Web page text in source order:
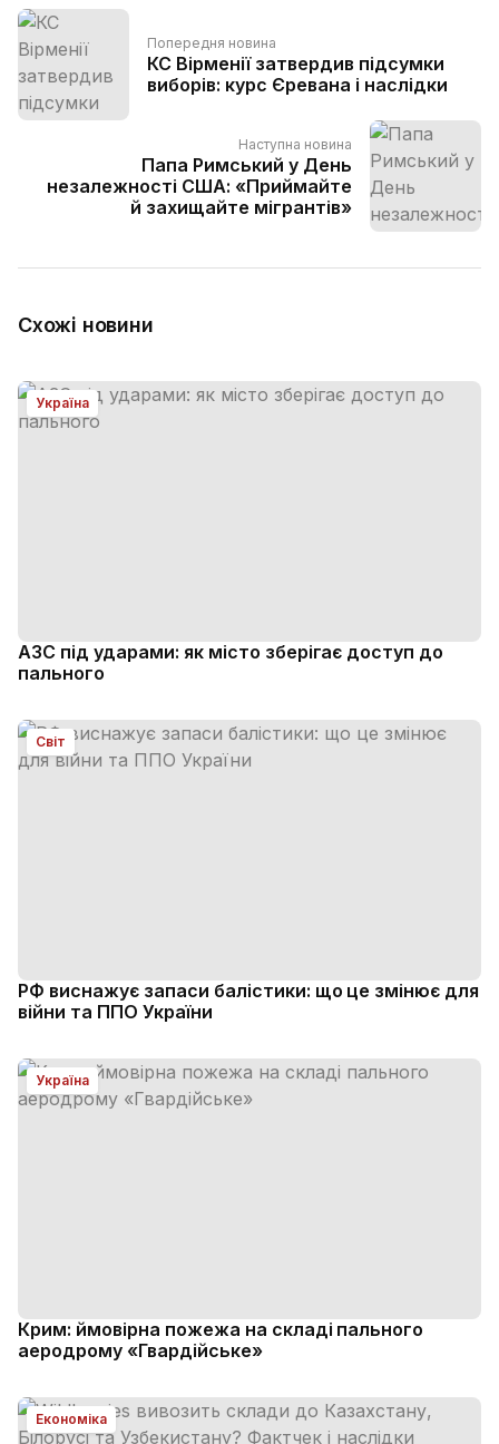
Попередня новина
КС Вірменії затвердив підсумки
виборів: курс Єревана і наслідки
Наступна новина
Папа Римський у День
незалежності США: «Приймайте
й захищайте мігрантів»
Схожі новини
Україна
АЗС під ударами: як місто зберігає доступ до
пального
Світ
РФ виснажує запаси балістики: що це змінює для
війни та ППО України
Україна
Крим: ймовірна пожежа на складі пального
аеродрому «Гвардійське»
Економіка